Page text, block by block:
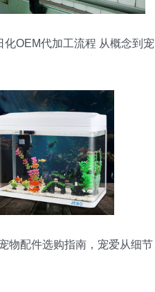
化OEM代加工流程 从概念到宠
物配件选购指南，宠爱从细节